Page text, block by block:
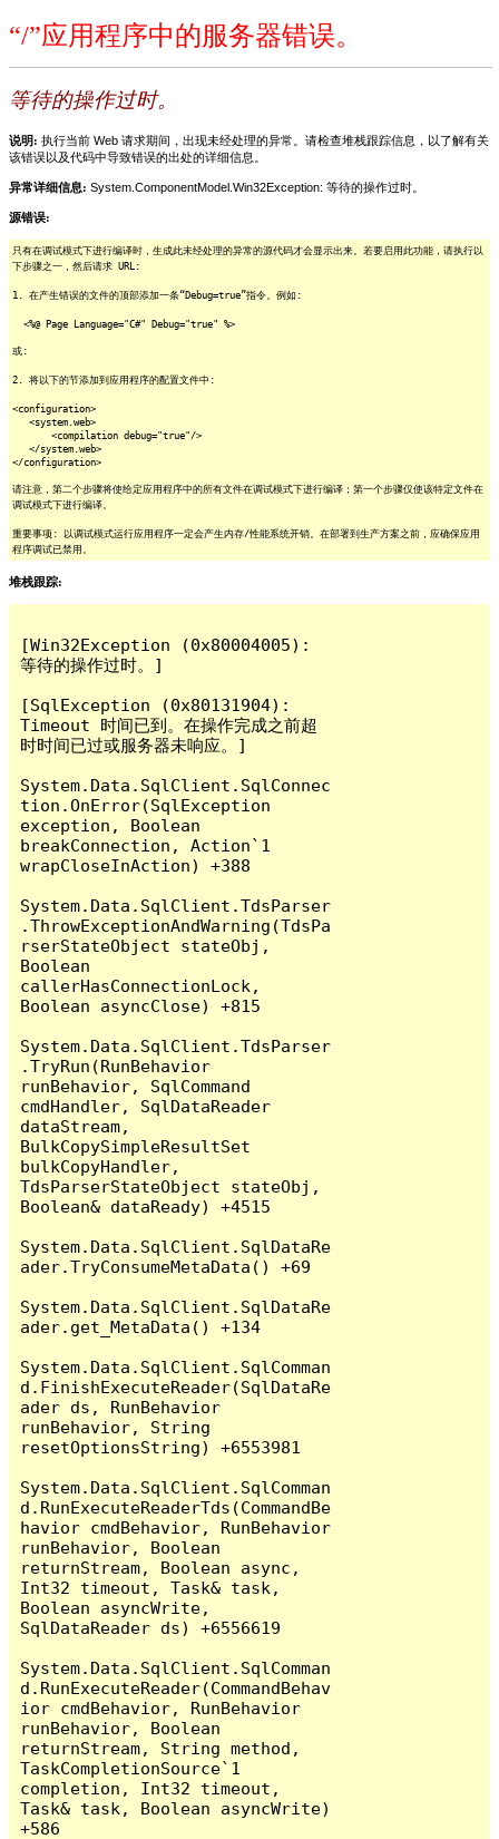
“/”应用程序中的服务器错误。
等待的操作过时。
说明: 执行当前 Web 请求期间，出现未经处理的异常。请检查堆栈跟踪信息，以了解有关
该错误以及代码中导致错误的出处的详细信息。
异常详细信息: System.ComponentModel.Win32Exception: 等待的操作过时。
源错误:
只有在调试模式下进行编译时，生成此未经处理的异常的源代码才会显示出来。若要启用此功能，请执行以
下步骤之一，然后请求 URL:
1. 在产生错误的文件的顶部添加一条“Debug=true”指令。例如:
<%@ Page Language="C#" Debug="true" %>
或:
2. 将以下的节添加到应用程序的配置文件中:
<configuration>
<system.web>
<compilation debug="true"/>
</system.web>
</configuration>
请注意，第二个步骤将使给定应用程序中的所有文件在调试模式下进行编译；第一个步骤仅使该特定文件在
调试模式下进行编译。
重要事项: 以调试模式运行应用程序一定会产生内存/性能系统开销。在部署到生产方案之前，应确保应用
程序调试已禁用。
堆栈跟踪:
[Win32Exception (0x80004005):
等待的操作过时。]
[SqlException (0x80131904):
Timeout 时间已到。在操作完成之前超
时时间已过或服务器未响应。]
System.Data.SqlClient.SqlConnec
tion.OnError(SqlException
exception, Boolean
breakConnection, Action`1
wrapCloseInAction) +388
System.Data.SqlClient.TdsParser
.ThrowExceptionAndWarning(TdsPa
rserStateObject stateObj,
Boolean
callerHasConnectionLock,
Boolean asyncClose) +815
System.Data.SqlClient.TdsParser
.TryRun(RunBehavior
runBehavior, SqlCommand
cmdHandler, SqlDataReader
dataStream,
BulkCopySimpleResultSet
bulkCopyHandler,
TdsParserStateObject stateObj,
Boolean& dataReady) +4515
System.Data.SqlClient.SqlDataRe
ader.TryConsumeMetaData() +69
System.Data.SqlClient.SqlDataRe
ader.get_MetaData() +134
System.Data.SqlClient.SqlComman
d.FinishExecuteReader(SqlDataRe
ader ds, RunBehavior
runBehavior, String
resetOptionsString) +6553981
System.Data.SqlClient.SqlComman
d.RunExecuteReaderTds(CommandBe
havior cmdBehavior, RunBehavior
runBehavior, Boolean
returnStream, Boolean async,
Int32 timeout, Task& task,
Boolean asyncWrite,
SqlDataReader ds) +6556619
System.Data.SqlClient.SqlComman
d.RunExecuteReader(CommandBehav
ior cmdBehavior, RunBehavior
runBehavior, Boolean
returnStream, String method,
TaskCompletionSource`1
completion, Int32 timeout,
Task& task, Boolean asyncWrite)
+586